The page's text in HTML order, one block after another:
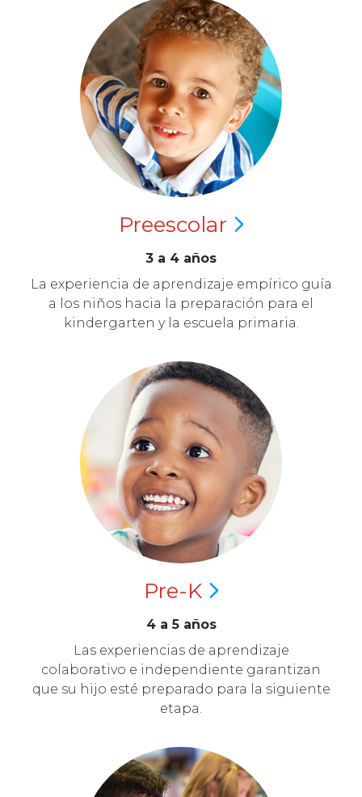
Preescolar
3 a 4 años
La experiencia de aprendizaje empírico guía
a los niños hacia la preparación para el
kindergarten y la escuela primaria.
Pre-K
4 a 5 años
Las experiencias de aprendizaje
colaborativo e independiente garantizan
que su hijo esté preparado para la siguiente
etapa.